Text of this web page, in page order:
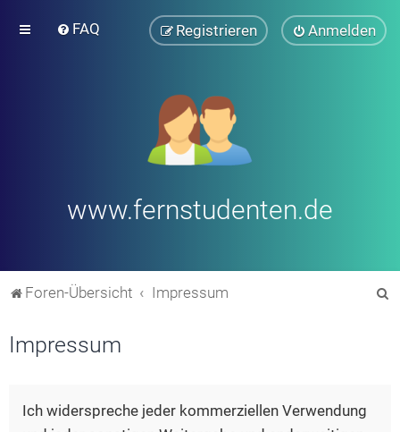
FAQ Anmelden
Registrieren
www.fernstudenten.de
Foren-Übersicht Impressum
Impressum
Ich widerspreche jeder kommerziellen Verwendung